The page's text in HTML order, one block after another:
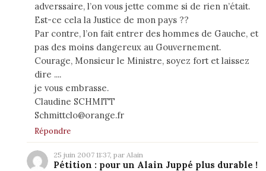
adverssaire, l’on vous jette comme si de rien n’était.
Est-ce cela la Justice de mon pays ??
Par contre, l’on fait entrer des hommes de Gauche, et
pas des moins dangereux au Gouvernement.
Courage, Monsieur le Ministre, soyez fort et laissez
dire ....
je vous embrasse.
Claudine SCHMITT
Schmittclo@orange.fr
Répondre
25 juin 2007 11:37, par Alain
Pétition : pour un Alain Juppé plus durable !